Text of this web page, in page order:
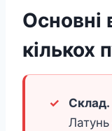
Основні
кількох
Склад.
Латунь